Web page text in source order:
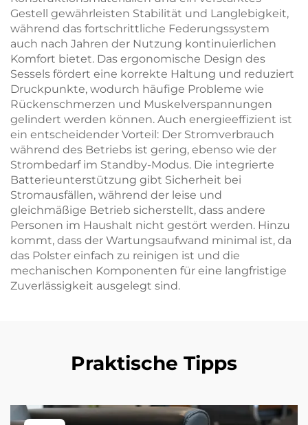
Gestell gewährleisten Stabilität und Langlebigkeit,
während das fortschrittliche Federungssystem
auch nach Jahren der Nutzung kontinuierlichen
Komfort bietet. Das ergonomische Design des
Sessels fördert eine korrekte Haltung und reduziert
Druckpunkte, wodurch häufige Probleme wie
Rückenschmerzen und Muskelverspannungen
gelindert werden können. Auch energieeffizient ist
ein entscheidender Vorteil: Der Stromverbrauch
während des Betriebs ist gering, ebenso wie der
Strombedarf im Standby-Modus. Die integrierte
Batterieunterstützung gibt Sicherheit bei
Stromausfällen, während der leise und
gleichmäßige Betrieb sicherstellt, dass andere
Personen im Haushalt nicht gestört werden. Hinzu
kommt, dass der Wartungsaufwand minimal ist, da
das Polster einfach zu reinigen ist und die
mechanischen Komponenten für eine langfristige
Zuverlässigkeit ausgelegt sind.
Praktische Tipps